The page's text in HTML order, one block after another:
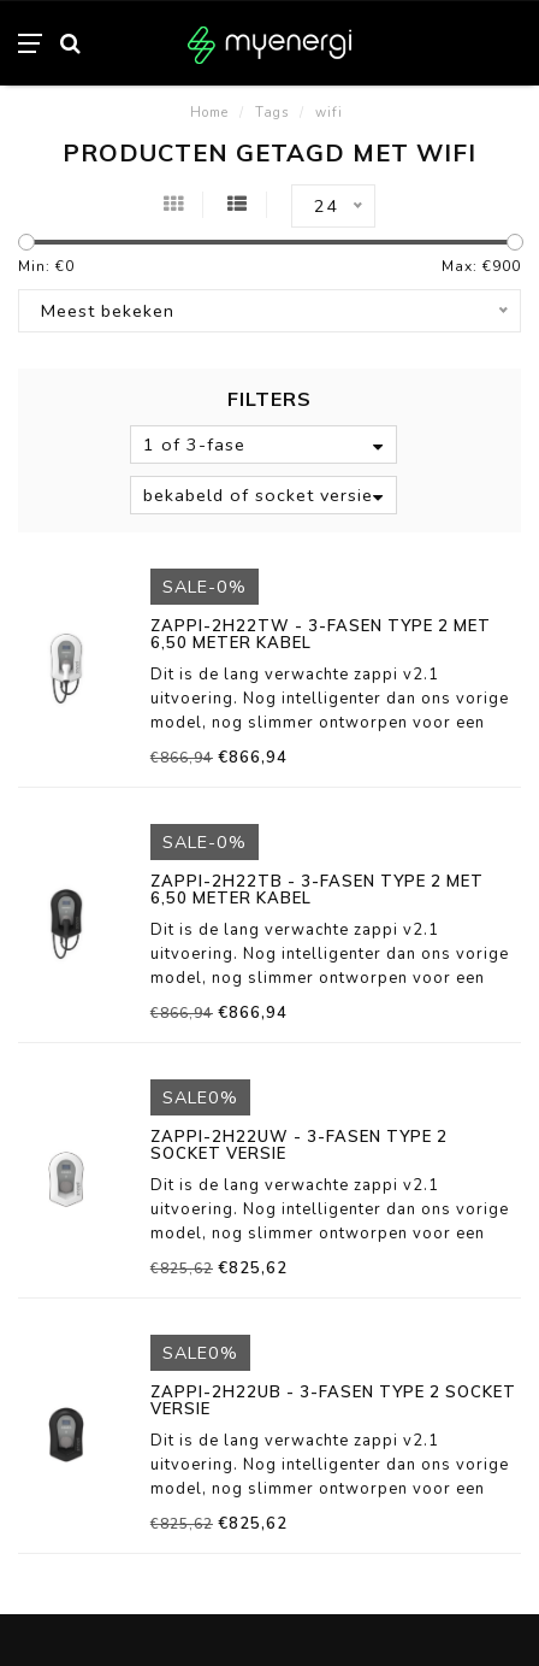
Home / Tags / wifi
PRODUCTEN GETAGD MET WIFI
24
Min: €0 Max: €900
Meest bekeken
FILTERS
1 of 3-fase
bekabeld of socket versie
SALE-0%
ZAPPI-2H22TW - 3-FASEN TYPE 2 MET
6,50 METER KABEL
Dit is de lang verwachte zappi v2.1
uitvoering. Nog intelligenter dan ons vorige
model, nog slimmer ontworpen voor een
eenvoudigere installatie. In het dagelijks
gebruik efficiënter laden, met meer overzicht
€866,94 €866,94
SALE-0%
ZAPPI-2H22TB - 3-FASEN TYPE 2 MET
6,50 METER KABEL
Dit is de lang verwachte zappi v2.1
uitvoering. Nog intelligenter dan ons vorige
model, nog slimmer ontworpen voor een
eenvoudigere installatie. In het dagelijks
gebruik efficiënter laden, met meer overzicht
€866,94 €866,94
SALE0%
ZAPPI-2H22UW - 3-FASEN TYPE 2
SOCKET VERSIE
Dit is de lang verwachte zappi v2.1
uitvoering. Nog intelligenter dan ons vorige
model, nog slimmer ontworpen voor een
eenvoudigere installatie. In het dagelijks
gebruik efficiënter laden, met meer overzicht
€825,62 €825,62
SALE0%
ZAPPI-2H22UB - 3-FASEN TYPE 2 SOCKET
VERSIE
Dit is de lang verwachte zappi v2.1
uitvoering. Nog intelligenter dan ons vorige
model, nog slimmer ontworpen voor een
eenvoudigere installatie. In het dagelijks
gebruik efficiënter laden, met meer overzicht
€825,62 €825,62